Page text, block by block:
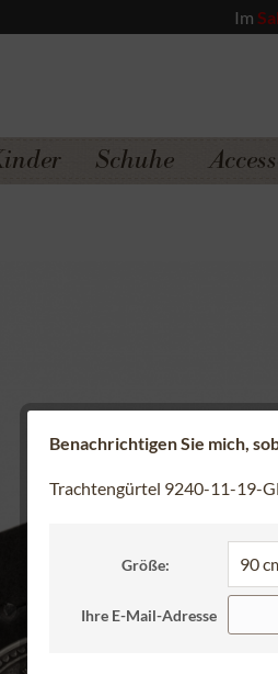
Im
Schuhe
Benachrichtigen Sie mich,
Trachtengürtel 9240-11-19-
Größe:
Ihre E-Mail-Adresse